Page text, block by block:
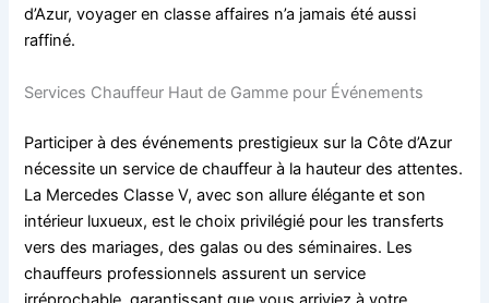
d’Azur, voyager en classe affaires n’a jamais été aussi
raffiné.
Services Chauffeur Haut de Gamme pour Événements
Participer à des événements prestigieux sur la Côte d’Azur
nécessite un service de chauffeur à la hauteur des attentes.
La Mercedes Classe V, avec son allure élégante et son
intérieur luxueux, est le choix privilégié pour les transferts
vers des mariages, des galas ou des séminaires. Les
chauffeurs professionnels assurent un service